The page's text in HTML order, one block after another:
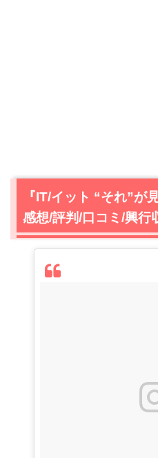
『IT/イット “それ”が
感想/評判/口コミ/興行